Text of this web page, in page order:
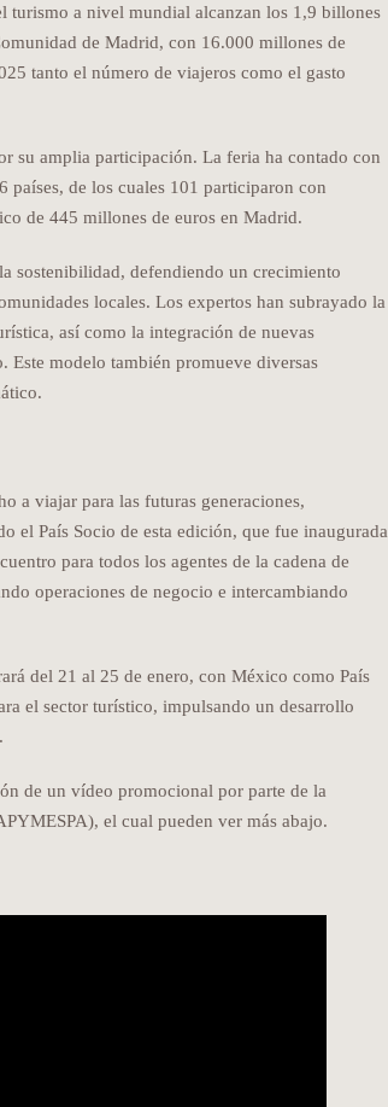
turismo a nivel mundial alcanzan los 1,9 billones
de Madrid, con 16.000 millones de
tanto el número de viajeros como el gasto
su amplia participación. La feria ha contado con
países, de los cuales 101 participaron con
de 445 millones de euros en Madrid.
sostenibilidad, defendiendo un crecimiento
locales. Los expertos han subrayado la
así como la integración de nuevas
modelo también promueve diversas
a viajar para las futuras generaciones,
el País Socio de esta edición, que fue inaugurada
para todos los agentes de la cadena de
operaciones de negocio e intercambiando
del 21 al 25 de enero, con México como País
el sector turístico, impulsando un desarrollo
de un vídeo promocional por parte de la
el cual pueden ver más abajo.